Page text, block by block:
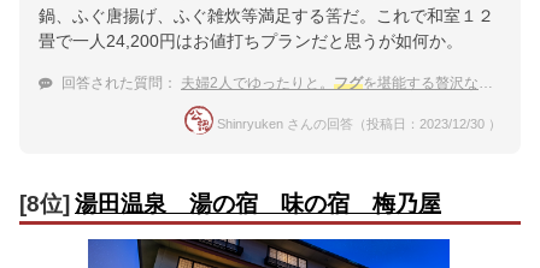
鍋、ふぐ唐揚げ、ふぐ雑炊等満足する筈だ。これで和室１２
畳で一人24,200円はお値打ちプランだと思うが如何か。
回答された質問： 夫婦2人でゆったりと。 フグを堪能する贅沢なひとときを過ごせる宿
Shinryuken さんの回答（投稿日：2023/12/30 ）
[8位] 湯田温泉 湯の宿 味の宿 梅乃屋